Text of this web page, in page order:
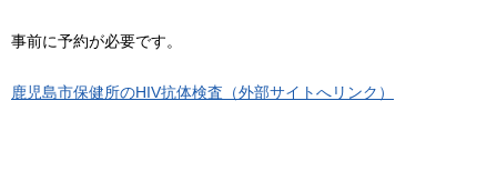
事前に予約が必要です。
鹿児島市保健所のHIV抗体検査（外部サイトへリンク）